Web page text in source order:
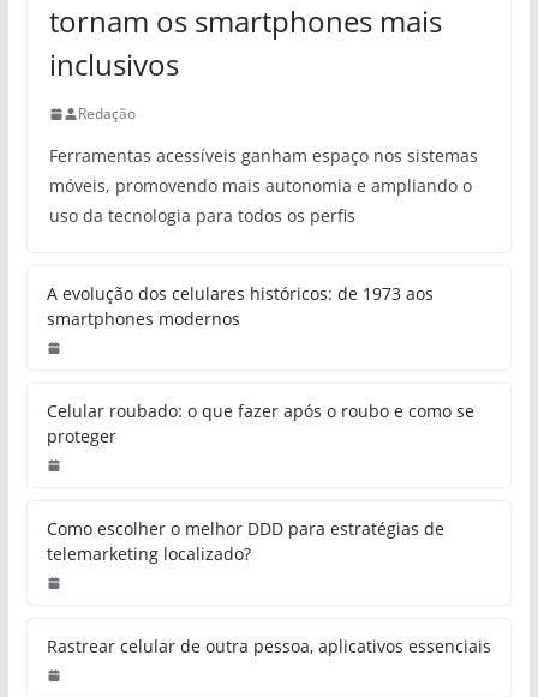
tornam os smartphones mais
inclusivos
Redação
Ferramentas acessíveis ganham espaço nos sistemas
móveis, promovendo mais autonomia e ampliando o
uso da tecnologia para todos os perfis
A evolução dos celulares históricos: de 1973 aos
smartphones modernos
Celular roubado: o que fazer após o roubo e como se
proteger
Como escolher o melhor DDD para estratégias de
telemarketing localizado?
Rastrear celular de outra pessoa, aplicativos essenciais